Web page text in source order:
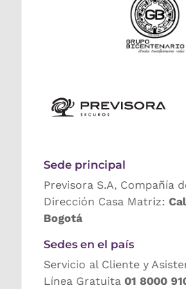
Sede principal
Previsora S.A, Compañía
Dirección Casa Matriz:
Bogotá
Sedes en el país
Servicio al Cliente y
Línea Gratuita 01 8000